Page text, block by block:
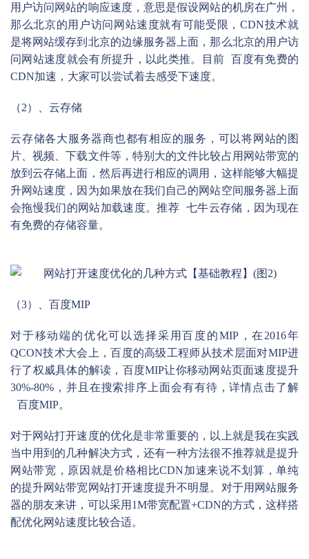
用户访问网站的响应速度，意思是假设网站的机房在广州，
那么北京的用户访问网站速度就有可能受限，CDN技术就
是将网站缓存到北京的边缘服务器上面，那么北京的用户访
问网站速度就会有所提升，以此类推。目前
百度有免费的
CDN加速 ，大家可以尝试着去感受下速度。
（2）、云存储
云存储各大服务器商也都有相应的服务，可以将网站的图
片、视频、下载文件等，特别大的文件比较占用网站带宽的
放到云存储上面，然后再进行相应的调用，这样能够大幅提
升网站速度，因为如果放在我们自己的网站空间服务器上面
会拖慢我们的网站加载速度。推荐 七牛云存储 ，因为现在
有免费的存储容量。
（3）、百度MIP
对于移动端的优化可以选择采用百度的MIP，在2016年
QCON技术大会上，百度的高级工程师从技术层面对MIP进
行了权威具体的解读，百度MIP让你移动网站页面速度提升
30%-80%，并且在搜索排序上面会有有待，详情点击了解
百度MIP。
对于网站打开速度的优化是非常重要的，以上就是我在实践
当中用到的几种解决方式，还有一种方法很不推荐就是提升
网站带宽，原因就是价格相比CDN加速来说不划算，单纯
的提升网站带宽网站打开速度提升不明显。对于用网站服务
器的朋友来讲，可以采用1M带宽配置+CDN的方式，这样搭
配优化网站速度比较合适。